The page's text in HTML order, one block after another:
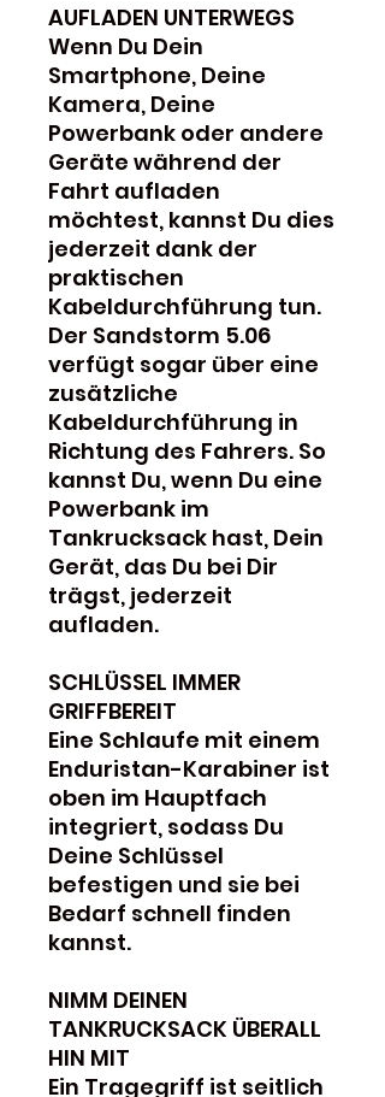
AUFLADEN UNTERWEGS
Wenn Du Dein
Smartphone, Deine
Kamera, Deine
Powerbank oder andere
Geräte während der
Fahrt aufladen
möchtest, kannst Du dies
jederzeit dank der
praktischen
Kabeldurchführung tun.
Der Sandstorm 5.06
verfügt sogar über eine
zusätzliche
Kabeldurchführung in
Richtung des Fahrers. So
kannst Du, wenn Du eine
Powerbank im
Tankrucksack hast, Dein
Gerät, das Du bei Dir
trägst, jederzeit
aufladen.
SCHLÜSSEL IMMER
GRIFFBEREIT
Eine Schlaufe mit einem
Enduristan-Karabiner ist
oben im Hauptfach
integriert, sodass Du
Deine Schlüssel
befestigen und sie bei
Bedarf schnell finden
kannst.
NIMM DEINEN
TANKRUCKSACK ÜBERALL
HIN MIT
Ein Tragegriff ist seitlich